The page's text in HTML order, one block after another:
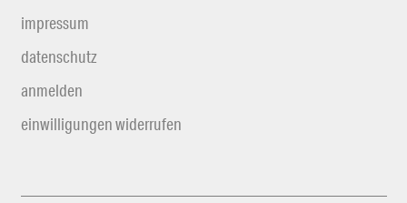
impressum
datenschutz
anmelden
einwilligungen widerrufen